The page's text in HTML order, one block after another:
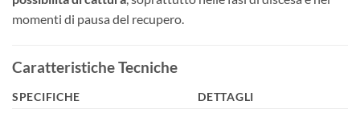
momenti di pausa del recupero.
Caratteristiche Tecniche
SPECIFICHE
DETTAGLI